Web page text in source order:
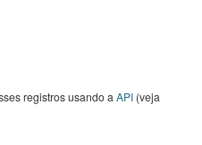
registros usando a API (veja